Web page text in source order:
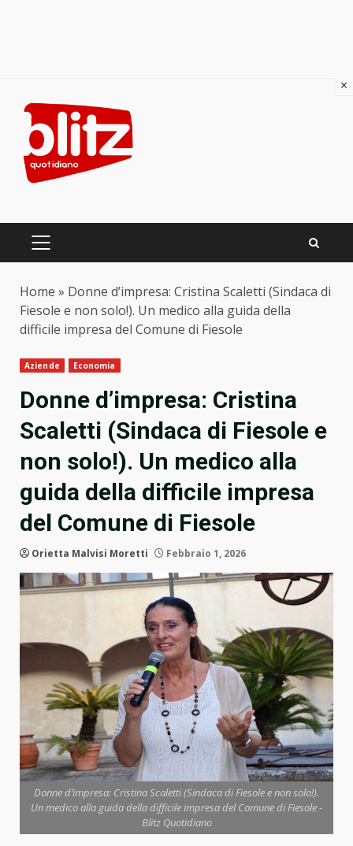
content
PRIMARY
Home » Donne d’impresa: Cristina Scaletti (Sindaca di
Fiesole e non solo!). Un medico alla guida della
difficile impresa del Comune di Fiesole
Aziende Economia
Donne d’impresa: Cristina
Scaletti (Sindaca di Fiesole e
non solo!). Un medico alla
guida della difficile impresa
del Comune di Fiesole
Orietta Malvisi Moretti Febbraio 1, 2026
Donne d’impresa: Cristina Scaletti (Sindaca di Fiesole e non solo!).
Un medico alla guida della difficile impresa del Comune di Fiesole -
Blitz Quotidiano
×